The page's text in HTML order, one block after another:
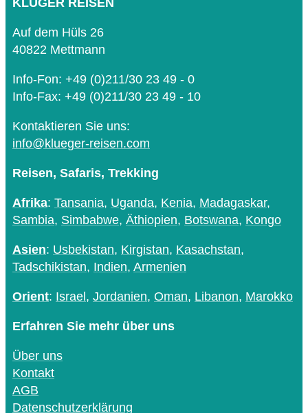
Auf dem Hüls 26
40822 Mettmann
Info-Fon: +49 (0)211/30 23 49 - 0
Info-Fax: +49 (0)211/30 23 49 - 10
Kontaktieren Sie uns:
info@klueger-reisen.com
Reisen, Safaris, Trekking
Afrika: Tansania, Uganda, Kenia, Madagaskar,
Sambia, Simbabwe, Äthiopien, Botswana, Kongo
Asien: Usbekistan, Kirgistan, Kasachstan,
Tadschikistan, Indien, Armenien
Orient: Israel, Jordanien, Oman, Libanon, Marokko
Erfahren Sie mehr über uns
Über uns
Kontakt
AGB
Datenschutzerklärung